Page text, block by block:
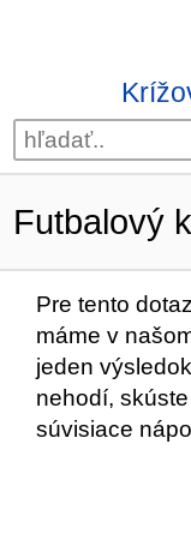
Futbalový
Pre tento dotaz
máme v
jeden
nehodí,
súvisiace